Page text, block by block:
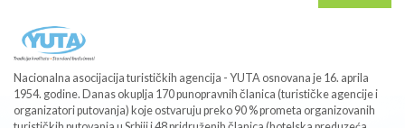
Nacionalna asocijacija turističkih agencija - YUTA osnovana je 16. aprila
1954. godine. Danas okuplja 170 punopravnih članica (turističke agencije i
organizatori putovanja) koje ostvaruju preko 90 % prometa organizovanih